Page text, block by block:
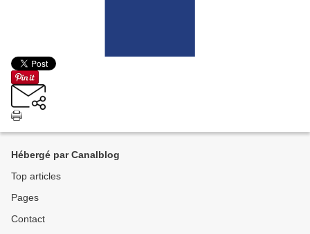
Hébergé par Canalblog
Top articles
Pages
Contact